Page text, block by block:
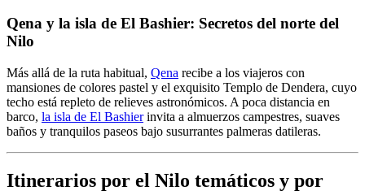
Qena y la isla de El Bashier: Secretos del norte del
Nilo
Más allá de la ruta habitual, Qena recibe a los viajeros con
mansiones de colores pastel y el exquisito Templo de Dendera, cuyo
techo está repleto de relieves astronómicos. A poca distancia en
barco, la isla de El Bashierinvita a almuerzos campestres, suaves
baños y tranquilos paseos bajo susurrantes palmeras datileras.
Itinerarios por el Nilo temáticos y por